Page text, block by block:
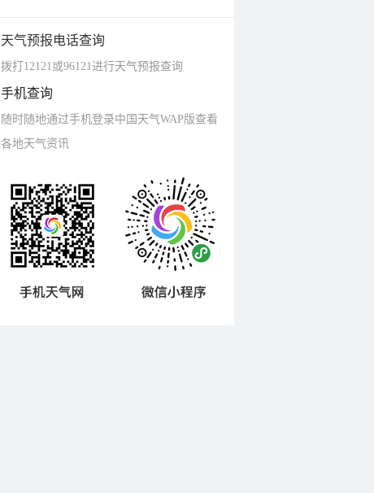
天气预报电话查询
拨打12121或96121进行天气预报查询
手机查询
随时随地通过手机登录中国天气WAP版查看
各地天气资讯